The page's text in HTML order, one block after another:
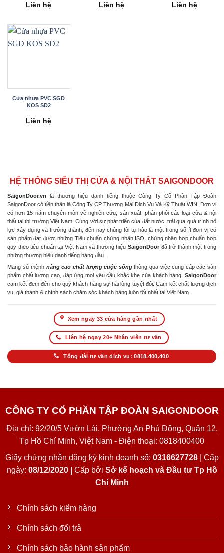
Liên hệ Liên hệ Liên hệ
Cửa nhựa PVC SGD
KOS SD2
Liên hệ
HỆ THỐNG SIÊU THỊ CỬA & NỘI THẤT SAIGONDOOR
SaigonDoor.vn là thương hiệu danh tiếng thuộc Công Ty Cổ Phần Tập Đoàn
SaigonDoor có tiền thân là Công Ty CP Thương Mại Dịch Vụ Và Kỹ Thuật WIN, Đơn vị
có hơn 15 năm chuyên môn về nghiên cứu, sản xuất, phân phối các loại cửa & nội
thất tại thị trường Việt Nam. Cùng với sự phát triển của đất nước, trải qua quá trình nỗ
lực xây dựng và trưởng thành, đến nay chúng tôi tự hào là một trong số ít đơn vị có
sản phẩm đạt được những Tiêu chuẩn chứng nhận ISO, chứng nhận hợp chuẩn hợp
quy theo tiêu chuẩn tại Việt Nam và thương hiệu SaigonDoor đã trở thành một trong
những thương hiệu danh tiếng hàng đầu.
Mang sứ mệnh nâng cao chất lượng cuộc sốngthông qua việc cung cấp các sản
phẩm chất lượng cao, đáp ứng mọi yêu cầu khắc khe của khách hàng. SaigonDoor
cam kết đem đến cho quý khách hàng sự hài lòng tuyệt đối. Cam kết chất lượng dịch
vụ, giá thành & chính sách chăm sóc khách hàng luôn tốt nhất tại Việt Nam.
Xem ngay 33 cửa hàng gần nhất
Liên hệ ngay 20+ Nhân viên tư vấn
Tổng đài tư vấn dịch vụ: 0818.400.400
CÔNG TY CỔ PHẦN TẬP ĐOÀN SAIGONDOOR
Địa chỉ: 92/20/5 Vườn Lài, Phường An Phú Đông, Quận 12,
Tp Hồ Chí Minh, Việt Nam - Điện thoại: 0818400400
Giấy chứng nhận đăng ký kinh doanh số: 0316627728| Cấp
ngày: 08/12/2020 | Cấp bởi Sở kế hoạch và Đầu tư Tp Hồ
Chí Minh
Chính sách kiểm hàng
Chính sách đổi trả
Chính sách bảo hành sản phẩm